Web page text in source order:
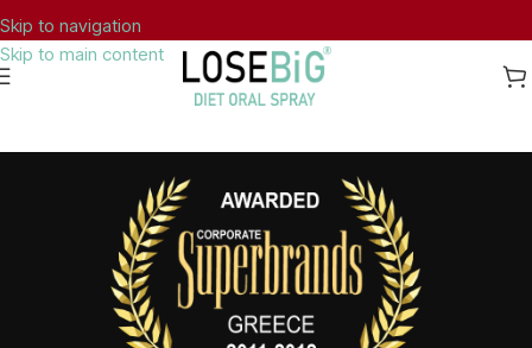
Skip to navigation
Skip to main content
ΔΩΡΕΑΝ ΜΕΤΑΦΟΡΙΚΑ ΣΤΗΝ ΕΛΛΑΔΑ ΓΙΑ ΠΑΡΑΓΓΕΛΙΕΣ ΑΝΩ ΤΩΝ 40€.
Πιστοποιήσεις / Βραβεία